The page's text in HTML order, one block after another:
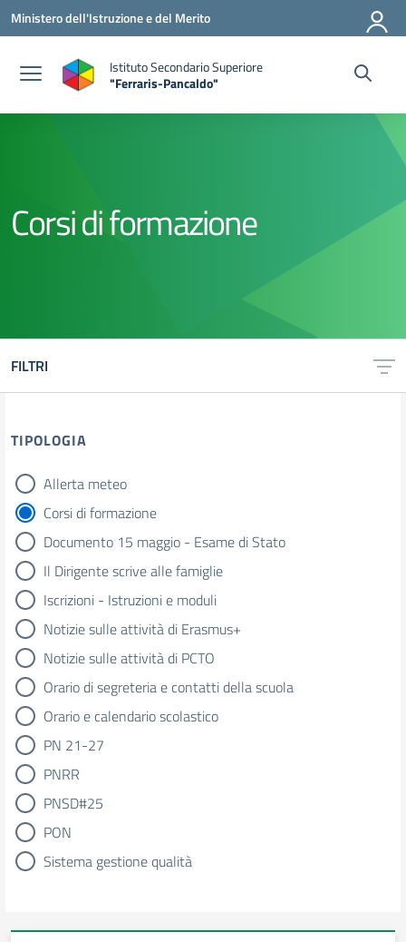
Vai ai contenuti
Vai al menu di navigazione
Vai al footer
Ministero dell'Istruzione e del Merito
Istituto Secondario Superiore
"Ferraris-Pancaldo"
Corsi di formazione
FILTRI
TIPOLOGIA
tipologia di articoli
Allerta meteo
Corsi di formazione
Documento 15 maggio - Esame di Stato
Il Dirigente scrive alle famiglie
Iscrizioni - Istruzioni e moduli
Notizie sulle attività di Erasmus+
Notizie sulle attività di PCTO
Orario di segreteria e contatti della scuola
Orario e calendario scolastico
PN 21-27
PNRR
PNSD#25
PON
Sistema gestione qualità